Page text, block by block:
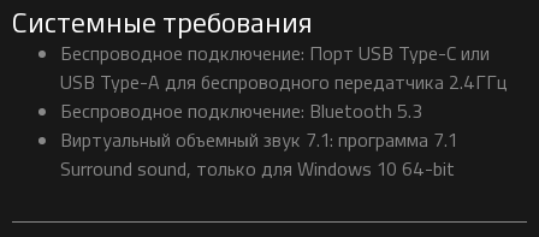
Системные требования
Беспроводное подключение: Порт USB Type-C или
USB Type-A для беспроводного передатчика 2.4ГГц
Беспроводное подключение: Bluetooth 5.3
Виртуальный объемный звук 7.1: программа 7.1
Surround sound, только для Windows 10 64-bit